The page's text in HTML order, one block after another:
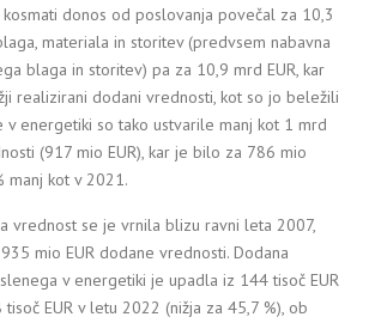
donos od poslovanja povečal za 10,3
materiala in storitev (predvsem nabavna
blaga in storitev) pa za 10,9 mrd EUR, kar
realizirani dodani vrednosti, kot so jo beležili
v energetiki so tako ustvarile manj kot 1 mrd
(917 mio EUR), kar je bilo za 786 mio
manj kot v 2021.
vrednost se je vrnila blizu ravni leta 2007,
mio EUR dodane vrednosti. Dodana
v energetiki je upadla iz 144 tisoč EUR
EUR v letu 2022 (nižja za 45,7 %), ob